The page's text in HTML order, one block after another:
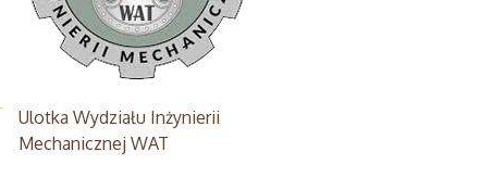
Ulotka Wydziału Inżynierii
Mechanicznej WAT